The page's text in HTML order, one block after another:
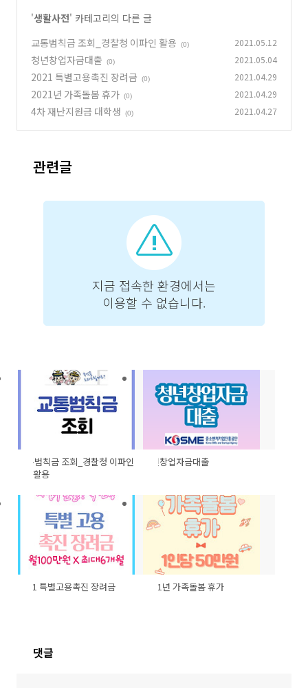
'생활사전' 카테고리의 다른 글
교통범칙금 조회_경찰청 이파인 활용
(0) 2021.05.12
청년창업자금대출 (0) 2021.05.04
2021 특별고용촉진 장려금 (0) 2021.04.29
2021년 가족돌봄 휴가 (0) 2021.04.29
4차 재난지원금 대학생 (0) 2021.04.27
관련글
교통범칙금 조회_경찰청 이파인
활용
청년창업자금대출
2021 특별고용촉진 장려금 2021년 가족돌봄 휴가
댓글